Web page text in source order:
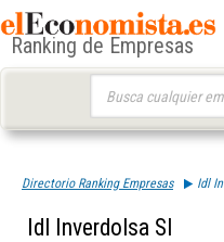
Ranking de Empresas
Directorio Ranking Empresas Idl
Idl Inverdolsa Sl